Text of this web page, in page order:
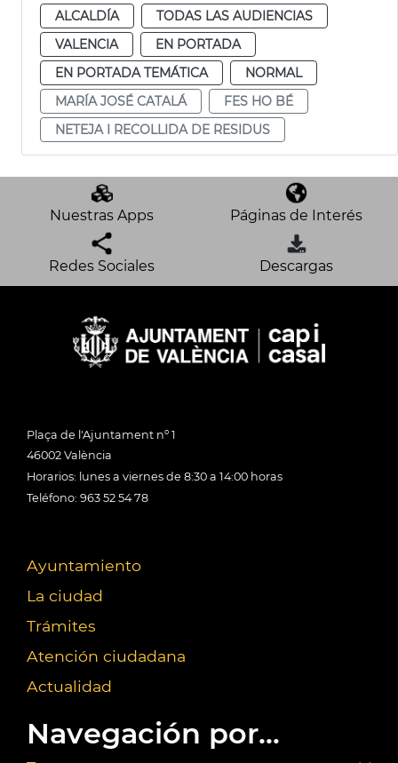
ALCALDÍA
TODAS LAS AUDIENCIAS
VALENCIA
EN PORTADA
EN PORTADA TEMÁTICA
NORMAL
MARÍA JOSÉ CATALÁ
FES HO BÉ
NETEJA I RECOLLIDA DE RESIDUS
Nuestras Apps Páginas de Interés
Redes Sociales Descargas
Plaça de l'Ajuntament nº 1
46002 València
Horarios: lunes a viernes de 8:30 a 14:00 horas
Teléfono: 963 52 54 78
Ayuntamiento
La ciudad
Trámites
Atención ciudadana
Actualidad
Navegación por...